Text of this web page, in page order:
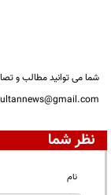
شما می توانید مطالب و
نظر شما
نام